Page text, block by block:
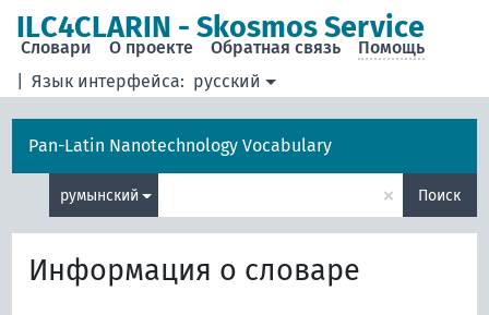
ILC4CLARIN - Skosmos Service
Язык интерфейса: русский
Словари О проекте Обратная связь Помощь
Pan-Latin Nanotechnology Vocabulary
румынский × Поиск
Информация о словаре